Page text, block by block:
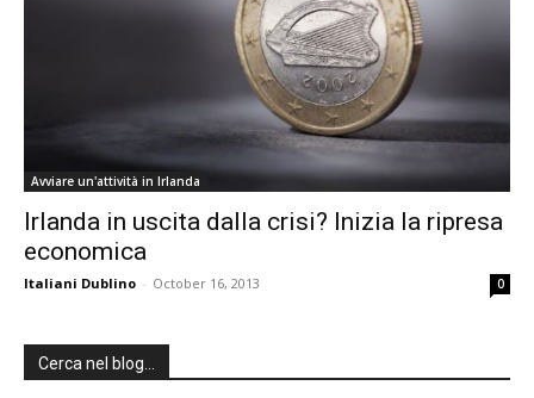
Avviare un'attività in Irlanda
Irlanda in uscita dalla crisi? Inizia la ripresa
economica
Italiani Dublino - October 16, 2013 0
Cerca nel blog…